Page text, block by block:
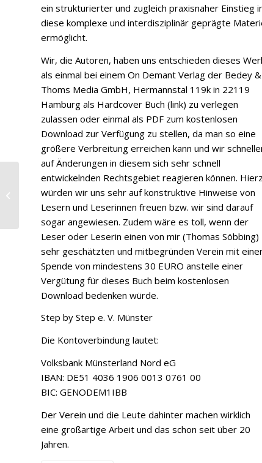
ein strukturierter und zugleich praxisnaher Einstieg
diese komplexe und interdisziplinär geprägte
ermöglicht.
Wir, die Autoren, haben uns entschieden dieses
als einmal bei einem On Demant Verlag der Bedey &
Thoms Media GmbH, Hermannstal 119k in 22119
Hamburg als Hardcover Buch (link) zu verlegen
zulassen oder einmal als PDF zum kostenlosen
Download zur Verfügung zu stellen, da man so eine
größere Verbreitung erreichen kann und wir
auf Änderungen in diesem sich sehr schnell
entwickelnden Rechtsgebiet reagieren können.
würden wir uns sehr auf konstruktive Hinweise von
Lesern und Leserinnen freuen bzw. wir sind darauf
sogar angewiesen. Zudem wäre es toll, wenn der
Leser oder Leserin einen von mir (Thomas Söbbing)
sehr geschätzten und mitbegründen Verein mit
Spende von mindestens 30 EURO anstelle einer
Vergütung für dieses Buch beim kostenlosen
Download bedenken würde.
Step by Step e. V. Münster
Die Kontoverbindung lautet:
Volksbank Münsterland Nord eG
IBAN: DE51 4036 1906 0013 0761 00
BIC: GENODEM1IBB
Der Verein und die Leute dahinter machen wirklich
eine großartige Arbeit und das schon seit über 20
Jahren.
Example PDF Download